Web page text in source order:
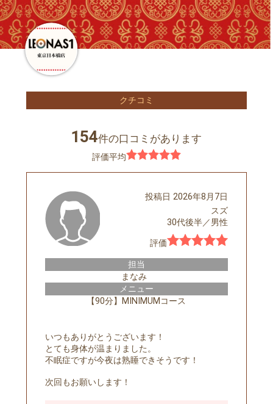
クチコミ
154件の口コミがあります
評価平均
スズ
30代後半／男性
投稿日2026年8月7日
評価
担当
まなみ
メニュー
【90分】MINIMUMコース
いつもありがとうございます！
とても身体が温まりました。
不眠症ですが今夜は熟睡できそうです！
次回もお願いします！